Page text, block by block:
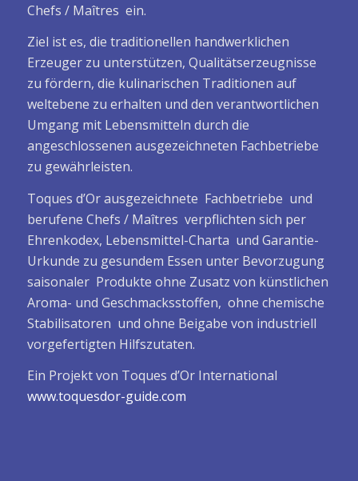
Chefs / Maîtres ein.
Ziel ist es, die traditionellen handwerklichen
Erzeuger zu unterstützen, Qualitätserzeugnisse
zu fördern, die kulinarischen Traditionen auf
weltebene zu erhalten und den verantwortlichen
Umgang mit Lebensmitteln durch die
angeschlossenen ausgezeichneten Fachbetriebe
zu gewährleisten.
Toques d’Or ausgezeichnete Fachbetriebe und
berufene Chefs / Maîtres verpflichten sich per
Ehrenkodex, Lebensmittel-Charta und Garantie-
Urkunde zu gesundem Essen unter Bevorzugung
saisonaler Produkte ohne Zusatz von künstlichen
Aroma- und Geschmacksstoffen, ohne chemische
Stabilisatoren und ohne Beigabe von industriell
vorgefertigten Hilfszutaten.
Ein Projekt von Toques d’Or International
www.toquesdor-guide.com